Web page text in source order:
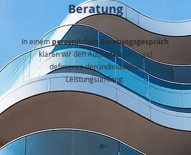
Beratung
In einempersönlichen Beratungsgespräch
klären wir den Auftragsanlass und
definieren den individuellen
Leistungsumfang.